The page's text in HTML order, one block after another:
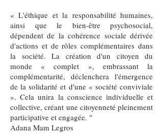
« L'éthique et la responsabilité humaines,
ainsi que le bien-être psychosocial,
dépendent de la cohérence sociale dérivée
d'actions et de rôles complémentaires dans
la société. La création d'un citoyen du
monde « complet », embrassant la
complémentarité, déclenchera l'émergence
de la solidarité et d'une « société conviviale
». Cela unira la conscience individuelle et
collective, créant une citoyenneté pleinement
participative et engagée. "
Adana Mam Legros